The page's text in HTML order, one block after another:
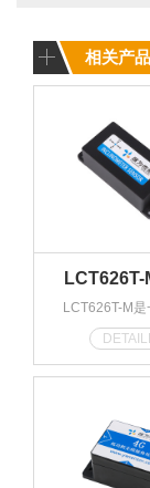
相关产品
LCT626T-
MODBUS型
LCT626T-M
MODBUS双轴倾
±180°测量，双
型，通信硬件默
特别适合与PLC
信，赠送